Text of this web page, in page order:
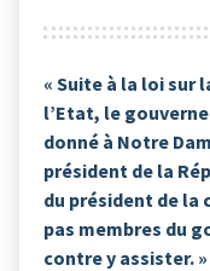
« Suite à la loi sur
l’Etat, le
donné à Notre
président de la
du président de la
pas membres du
contre y assister. »